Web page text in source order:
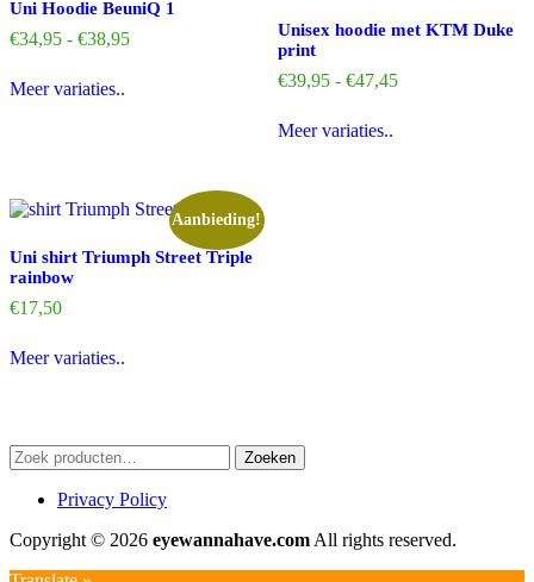
Uni Hoodie BeuniQ 1
€34,95 - €38,95Prijsklasse:
Meer variaties..
kan
gekozen
worden
Unisex hoodie met KTM Duke
print
€39,95 - €47,45Prijsklasse:
Meer variaties..product
Aanbieding!
Uni shirt Triumph Street Triple
rainbow
€17,50
Meer variaties..
Deze
optie
gekozen
worden
op
de
Zoeken
naar:
Zoeken
Privacy Policy
Copyright © 2026 eyewannahave.com All rights reserved.